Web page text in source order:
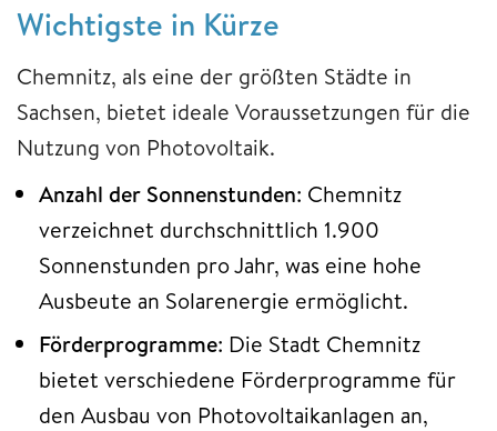
Wichtigste in Kürze
Chemnitz, als eine der größten Städte in
Sachsen, bietet ideale Voraussetzungen für die
Nutzung von Photovoltaik.
Anzahl der Sonnenstunden: Chemnitz
verzeichnet durchschnittlich 1.900
Sonnenstunden pro Jahr, was eine hohe
Ausbeute an Solarenergie ermöglicht.
Förderprogramme: Die Stadt Chemnitz
bietet verschiedene Förderprogramme für
den Ausbau von Photovoltaikanlagen an,